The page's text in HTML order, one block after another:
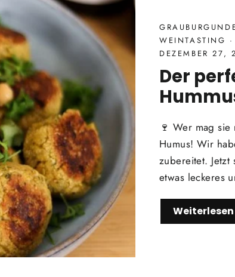
WEINTASTING
DEZEMBER 27,
Der
🍷 Wer mag
Humus! Wir
zubereitet.
etwas leckeres
Weiterlesen